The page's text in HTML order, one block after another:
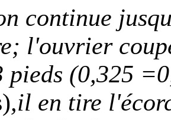
continue
l'ouvrier
pieds (0,325
,il en tire